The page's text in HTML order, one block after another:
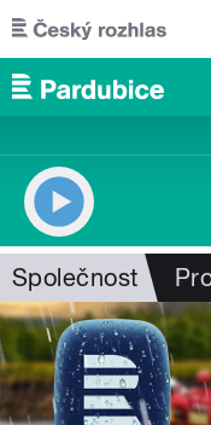
Přejít k hlavnímu obsahu
Společnost